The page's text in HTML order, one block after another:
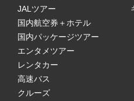
JALツアー
国内航空券＋ホテル
国内パッケージツアー
エンタメツアー
レンタカー
高速バス
クルーズ